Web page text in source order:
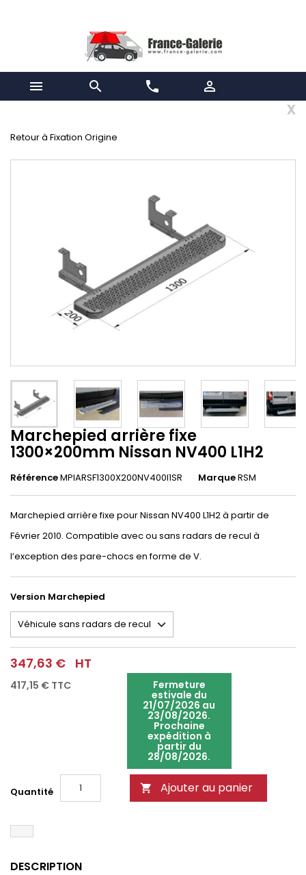
  phone 
x
Retour à Fixation Origine
Marchepied arrière fixe
1300×200mm Nissan NV400 L1H2
RéférenceMPIARSF1300X200NV400l1SR MarqueRSM
Marchepied arrière fixe pour Nissan NV400 L1H2 à partir de
Février 2010. Compatible avec ou sans radars de recul à
l’exception des pare-chocs en forme de V.
Version Marchepied
347,63 € HT
417,15 € TTC Fermeture
estivale du
21/07/2026 au
23/08/2026.
Prochaine
expédition à
partir du
28/08/2026.
Quantité  Ajouter au panier
DESCRIPTION